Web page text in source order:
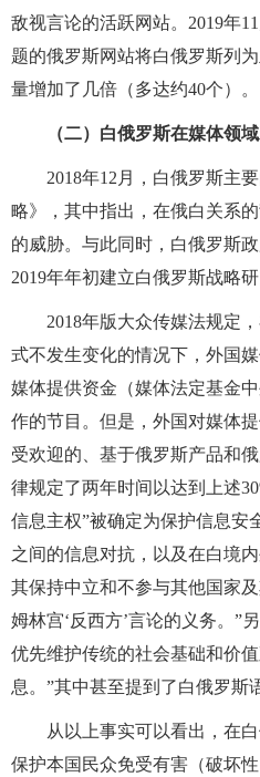
敌视言论的活跃网站。2019年
题的俄罗斯网站将白俄罗斯列
量增加了几倍（多达约40个）。
（二）白俄罗斯在媒体领
2018年12月，白俄罗斯主
略》，其中指出，在俄白关系
的威胁。与此同时，白俄罗斯
2019年年初建立白俄罗斯战略
2018年版大众传媒法规定
式不发生变化的情况下，外国
媒体提供资金（媒体法定基金
作的节目。但是，外国对媒体
受欢迎的、基于俄罗斯产品和
律规定了两年时间以达到上述
信息主权”被确定为保护信息安
之间的信息对抗，以及在白境
其保持中立和不参与其他国家
姆林宫‘反西方’言论的义务。”
优先维护传统的社会基础和价
息。”其中甚至提到了白俄罗斯
从以上事实可以看出，在
保护本国民众免受有害（破坏